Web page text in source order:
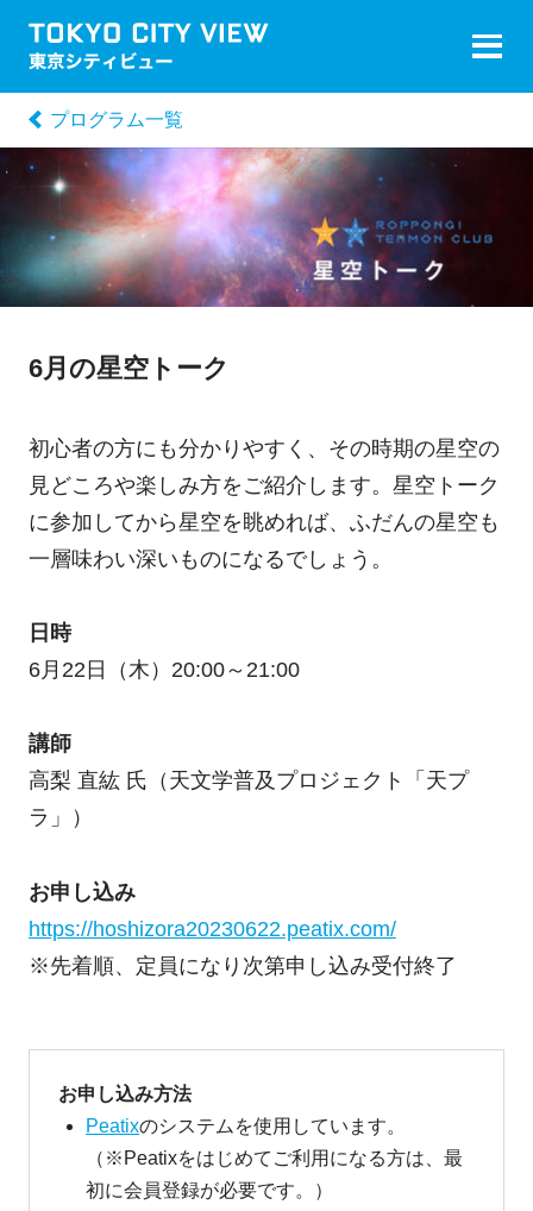
プログラム一覧
6月の星空トーク
初心者の方にも分かりやすく、その時期の星空の
見どころや楽しみ方をご紹介します。星空トーク
に参加してから星空を眺めれば、ふだんの星空も
一層味わい深いものになるでしょう。
日時
6月22日（木）20:00～21:00
講師
高梨 直紘 氏（天文学普及プロジェクト「天プ
ラ」）
お申し込み
https://hoshizora20230622.peatix.com/
※先着順、定員になり次第申し込み受付終了
お申し込み方法
Peatixのシステムを使用しています。
（※Peatixをはじめてご利用になる方は、最
初に会員登録が必要です。）